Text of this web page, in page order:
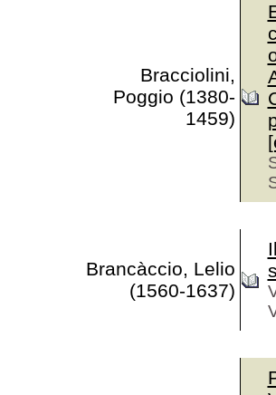
Bracciolini,
Poggio (1380-
1459)
Brancàccio, Lelio
(1560-1637)